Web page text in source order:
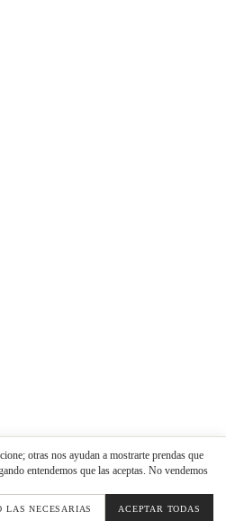
otras nos ayudan a mostrarte prendas que
entendemos que las aceptas. No vendemos
LAS NECESARIAS ACEPTAR TODAS